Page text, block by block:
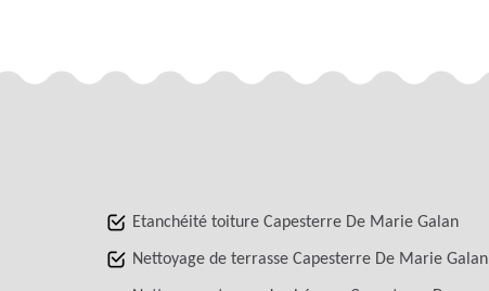
Etanchéité toiture Capesterre De Marie Galan
Nettoyage de terrasse Capesterre De Marie Galan